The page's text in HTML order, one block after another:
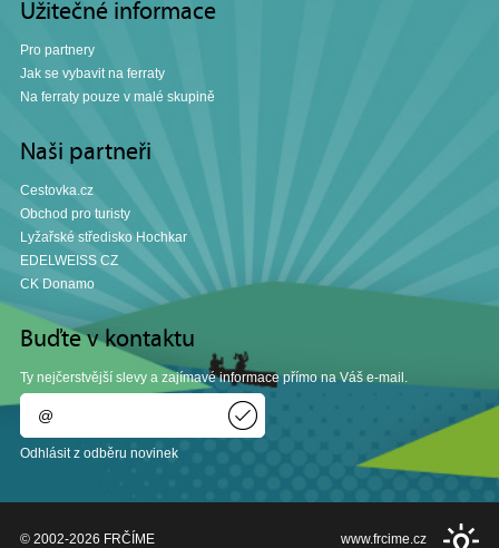
Užitečné informace
Pro partnery
Jak se vybavit na ferraty
Na ferraty pouze v malé skupině
Naši partneři
Cestovka.cz
Obchod pro turisty
Lyžařské středisko Hochkar
EDELWEISS CZ
CK Donamo
Buďte v kontaktu
Ty nejčerstvější slevy a zajímavé informace přímo na Váš e-mail.
Odhlásit z odběru novinek
© 2002-2026 FRČÍME www.frcime.cz